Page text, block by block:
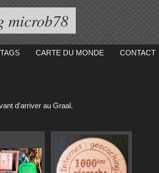
microb78
TAGS CARTE DU MONDE CONTACT
d'arriver au Graal.